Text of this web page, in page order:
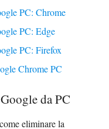
PC: Chrome
PC: Edge
PC: Firefox
Chrome PC
da PC
eliminare la